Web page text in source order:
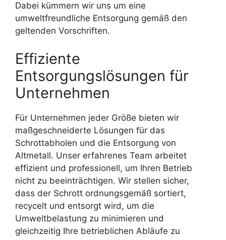
Dabei kümmern wir uns um eine
umweltfreundliche Entsorgung gemäß den
geltenden Vorschriften.
Effiziente
Entsorgungslösungen für
Unternehmen
Für Unternehmen jeder Größe bieten wir
maßgeschneiderte Lösungen für das
Schrottabholen und die Entsorgung von
Altmetall. Unser erfahrenes Team arbeitet
effizient und professionell, um Ihren Betrieb
nicht zu beeinträchtigen. Wir stellen sicher,
dass der Schrott ordnungsgemäß sortiert,
recycelt und entsorgt wird, um die
Umweltbelastung zu minimieren und
gleichzeitig Ihre betrieblichen Abläufe zu